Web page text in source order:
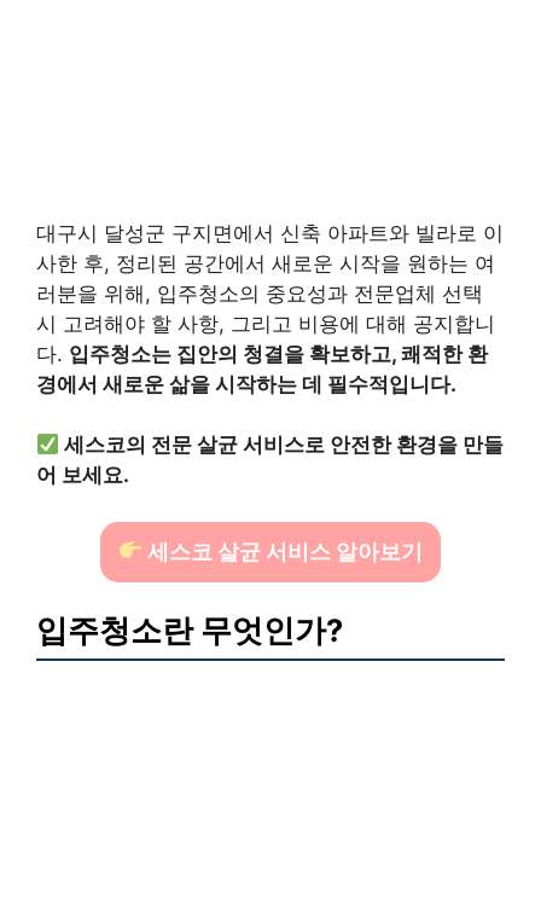
대구시 달성군 구지면에서 신축 아파트와 빌라로 이
사한 후, 정리된 공간에서 새로운 시작을 원하는 여
러분을 위해, 입주청소의 중요성과 전문업체 선택
시 고려해야 할 사항, 그리고 비용에 대해 공지합니
다. 입주청소는 집안의 청결을 확보하고, 쾌적한 환
경에서 새로운 삶을 시작하는 데 필수적입니다.
세스코의 전문 살균 서비스로 안전한 환경을 만들
어 보세요.
세스코 살균 서비스 알아보기
입주청소란 무엇인가?